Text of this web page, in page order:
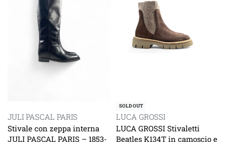
JULI PASCAL PARIS
Stivale con zeppa interna
JULI PASCAL PARIS – 1853-
SOLD OUT
LUCA GROSSI
LUCA GROSSI Stivaletti
Beatles K134T in camoscio e